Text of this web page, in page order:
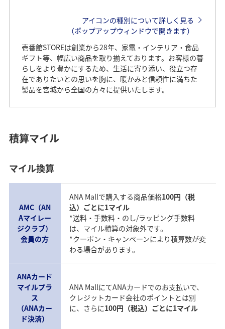
アイコンの種別について詳しく見る
（ポップアップウィンドウで開きます）
壱番館STOREは創業から28年、家電・インテリア・食品
ギフト等、幅広い商品を取り揃えております。お客様の暮
らしをより豊かにするため、生活に寄り添い、役立つ存
在でありたいとの思いを胸に、暖かみと信頼性に満ちた
製品を宮城から全国の方々に提供いたします。
積算マイル
マイル換算
AMC（AN
Aマイレー
ジクラブ）
会員の方
ANA Mallで購入する商品価格100円（税
込）ごとに1マイル
*送料・手数料・のし/ラッピング手数料
は、マイル積算の対象外です。
*クーポン・キャンペーンにより積算数が変
わる場合があります。
ANAカード
マイルプラ
ス
（ANAカー
ド決済）
ANA MallにてANAカードでのお支払いで、
クレジットカード会社のポイントとは別
に、さらに100円（税込）ごとに1マイル